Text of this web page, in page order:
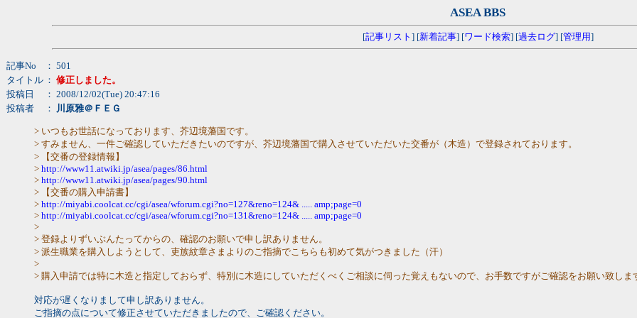
ASEA BBS
[記事リスト ] [新着記事] [ワード検索] [過去ログ] [管理用]
記事No
： 501
タイトル ： 修正しました。
投稿日
： 2008/12/02(Tue) 20:47:16
投稿者
： 川原雅＠ＦＥＧ
> いつもお世話になっております、芥辺境藩国です。
> すみません、一件ご確認していただきたいのですが、芥辺境藩国で購入させていただいた交番が（木造）で登録されております。
> 【交番の登録情報】
> http://www11.atwiki.jp/asea/pages/86.html
> http://www11.atwiki.jp/asea/pages/90.html
> 【交番の購入申請書】
> http://miyabi.coolcat.cc/cgi/asea/wforum.cgi?no=127&reno=124& ..... amp;page=0
> http://miyabi.coolcat.cc/cgi/asea/wforum.cgi?no=131&reno=124& ..... amp;page=0
>
> 登録よりずいぶんたってからの、確認のお願いで申し訳ありません。
> 派生職業を購入しようとして、吏族紋章さまよりのご指摘でこちらも初めて気がつきました（汗）
>
> 購入申請では特に木造と指定しておらず、特別に木造にしていただくべくご相談に伺った覚えもないので、お手数ですがご確認をお願い致しま
対応が遅くなりまして申し訳ありません。
ご指摘の点について修正させていただきましたので、ご確認ください。